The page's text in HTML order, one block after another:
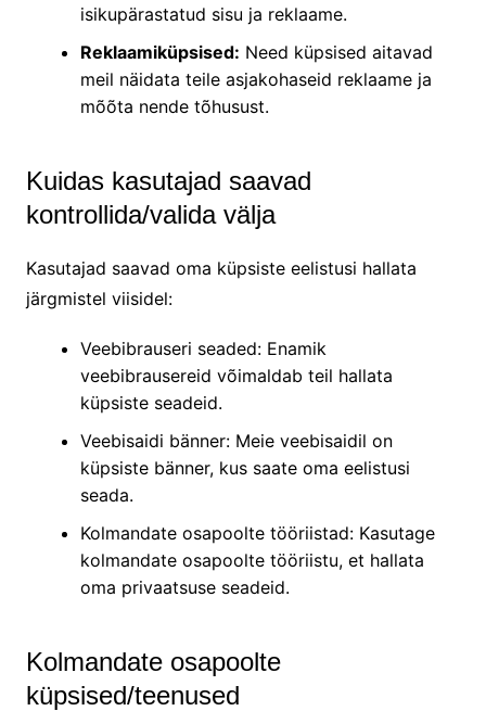
isikupärastatud sisu ja reklaame.
Reklaamiküpsised: Need küpsised aitavad
meil näidata teile asjakohaseid reklaame ja
mõõta nende tõhusust.
Kuidas kasutajad saavad
kontrollida/valida välja
Kasutajad saavad oma küpsiste eelistusi hallata
järgmistel viisidel:
Veebibrauseri seaded: Enamik
veebibrausereid võimaldab teil hallata
küpsiste seadeid.
Veebisaidi bänner: Meie veebisaidil on
küpsiste bänner, kus saate oma eelistusi
seada.
Kolmandate osapoolte tööriistad: Kasutage
kolmandate osapoolte tööriistu, et hallata
oma privaatsuse seadeid.
Kolmandate osapoolte
küpsised/teenused